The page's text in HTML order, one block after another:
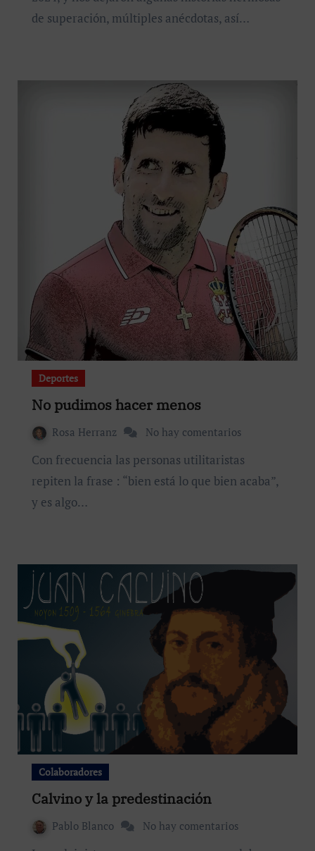
de superación, múltiples anécdotas, así…
Deportes
No pudimos hacer menos
Rosa Herranz No hay comentarios
Con frecuencia las personas utilitaristas
repiten la frase : “bien está lo que bien acaba”,
y es algo…
Colaboradores
Calvino y la predestinación
Pablo Blanco No hay comentarios